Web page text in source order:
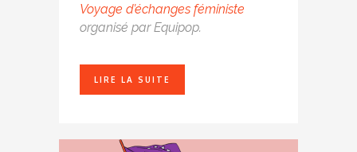
Voyage d’échanges féministe
organisé par Equipop.
LIRE LA SUITE